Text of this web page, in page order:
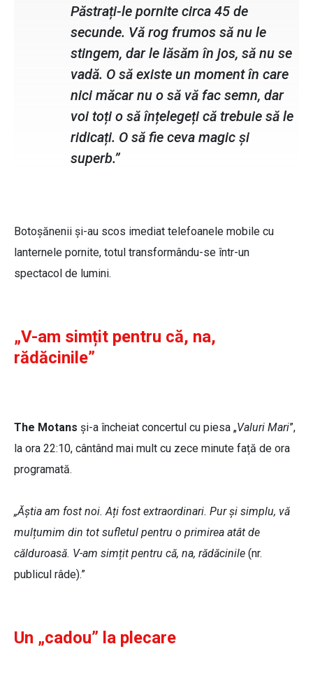
Păstrați-le pornite circa 45 de
secunde. Vă rog frumos să nu le
stingem, dar le lăsăm în jos, să nu se
vadă. O să existe un moment în care
nici măcar nu o să vă fac semn, dar
voi toți o să înțelegeți că trebuie să le
ridicați. O să fie ceva magic și
superb.”
Botoșănenii și-au scos imediat telefoanele mobile cu
lanternele pornite, totul transformându-se într-un
spectacol de lumini.
„V-am simțit pentru că, na,
rădăcinile”
The Motans și-a încheiat concertul cu piesa „Valuri Mari”,
la ora 22:10, cântând mai mult cu zece minute față de ora
programată.
„Ăștia am fost noi. Ați fost extraordinari. Pur și simplu, vă
mulțumim din tot sufletul pentru o primirea atât de
călduroasă. V-am simțit pentru că, na, rădăcinile (nr.
publicul râde).”
Un „cadou” la plecare